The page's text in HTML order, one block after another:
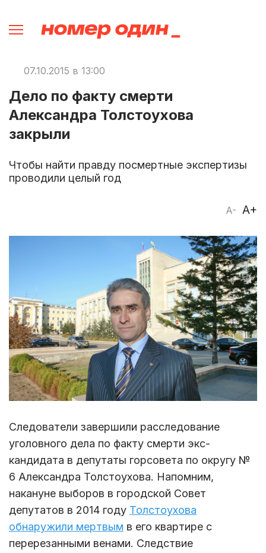
07.10.2015 в 13:00
Дело по факту смерти
Александра Толстоухова
закрыли
Чтобы найти правду посмертные экспертизы
проводили целый год
A- A+
Следователи завершили расследование
уголовного дела по факту смерти экс-
кандидата в депутаты горсовета по округу №
6 Александра Толстоухова. Напомним,
накануне выборов в городской Совет
депутатов в 2014 году Толстоухова
обнаружили мертвым в его квартире с
перерезанными венами. Следствие